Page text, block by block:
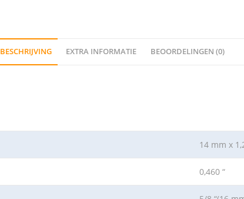
BESCHRIJVING EXTRA INFORMATIE BEOORDELINGEN (0)
14 mm x
0,460 “